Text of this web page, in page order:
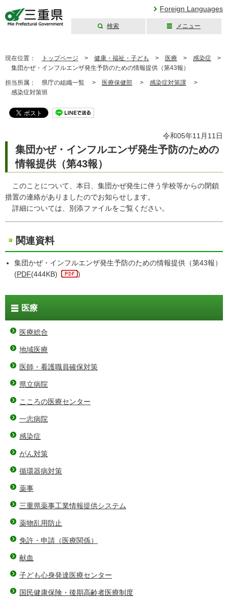
Foreign Languages
検索 メニュー
現在位置： トップページ > 健康・福祉・子ども > 医療 > 感染症 >
集団かぜ・インフルエンザ発生予防のための情報提供（第43報）
担当所属： 県庁の組織一覧 > 医療保健部 > 感染症対策課 >
感染症対策班
令和05年11月11日
集団かぜ・インフルエンザ発生予防のための
情報提供（第43報）
このことについて、本日、集団かぜ発生に伴う学校等からの閉鎖
措置の連絡がありましたのでお知らせします。
詳細については、別添ファイルをご覧ください。
関連資料
集団かぜ・インフルエンザ発生予防のための情報提供（第43報）
(PDF(444KB) )
医療
医療総合
地域医療
医師・看護職員確保対策
県立病院
こころの医療センター
一志病院
感染症
がん対策
循環器病対策
薬事
三重県薬事工業情報提供システム
薬物乱用防止
免許・申請（医療関係）
献血
子ども心身発達医療センター
国民健康保険・後期高齢者医療制度